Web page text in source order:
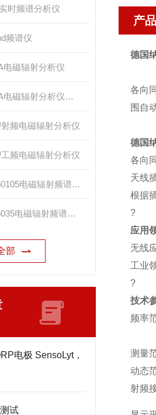
时频谱分析仪
频谱仪
电磁辐射分析仪
德国纳达NARDA电磁辐射分析仪探头
频电磁辐射分析仪
频电磁辐射分析仪
德国安诺尼HF-60105电磁辐射频谱分析仪
德国安诺尼NF-5035电磁辐射频谱分析仪
部
电极 SensoLyt，
试
产
德国
各向
围自
德国
各向
天线
根据
?
应用
无线
工业
?
技术
频率
测量
动态
射频